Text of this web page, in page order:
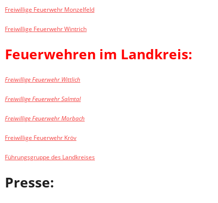
Freiwillige Feuerwehr Monzelfeld
Freiwillige Feuerwehr Wintrich
Feuerwehren im Landkreis:
Freiwillige Feuerwehr Wittlich
Freiwillige Feuerwehr Salmtal
Freiwillige Feuerwehr Morbach
Freiwillige Feuerwehr Kröv
Führungsgruppe des Landkreises
Presse: